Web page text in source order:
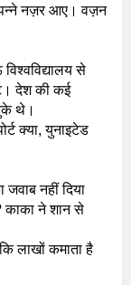
पन्ने नज़र आए। वज़न
से
देश की कई
थे।
क्या, युनाइटेड
नहीं दिया
काका ने शान से
लाखों कमाता है